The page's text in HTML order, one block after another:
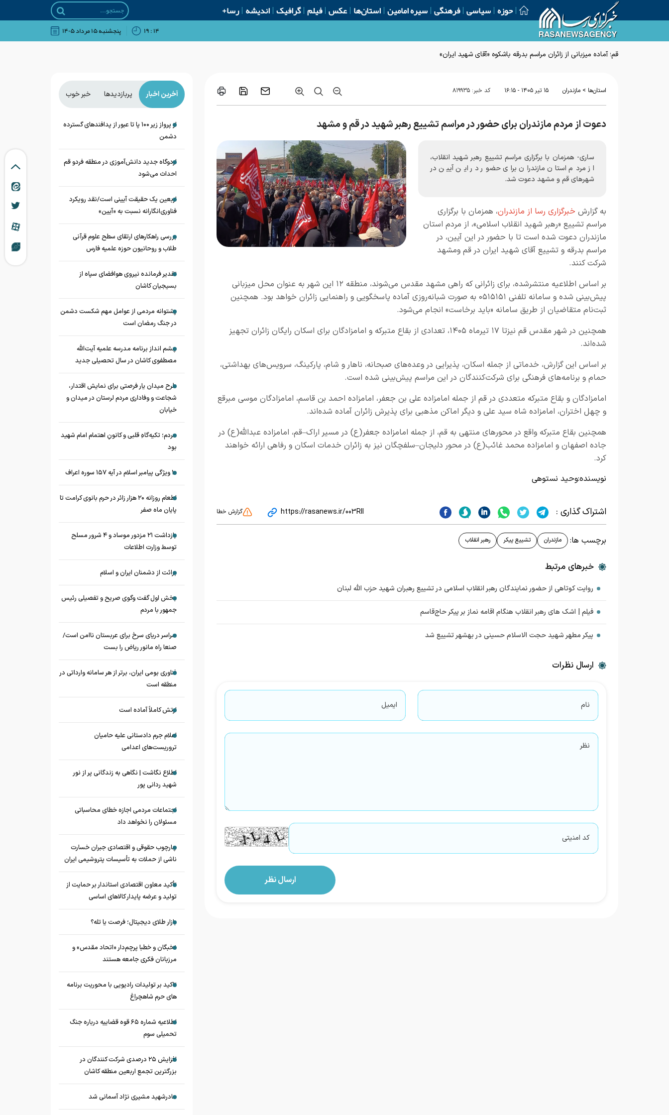
حوزه سیاسی فرهنگی سیره امامین استان‌ها عکس فیلم گرافیک اندیشه رسا+
۱۴ : ۱۹ پنجشنبه ۱۵ مرداد ۱۴۰۵
قم؛ آماده میزبانی از زائران مراسم بدرقه باشکوه «آقای شهید ایران»
استان‌ها > مازندران ۱۵ تير ۱۴۰۵ - ۱۶:۱۵ کد خبر: ۸۱۹۹۳۵
دعوت از مردم مازندران برای حضور در مراسم تشییع رهبر شهید در قم و مشهد
ساری- همزمان با برگزاری مراسم تشییع رهبر شهید انقلاب،
از مردم استان مازندران برای حضور در این آیین در
شهرهای قم و مشهد دعوت شد.
به گزارش خبرگزاری رسا از مازندران، همزمان با برگزاری
مراسم تشییع «رهبر شهید انقلاب اسلامی»، از مردم استان
مازندران دعوت شده است تا با حضور در این آیین، در
مراسم بدرقه و تشییع آقای شهید ایران در قم ومشهد
شرکت کنند.
بر اساس اطلاعیه منتشرشده، برای زائرانی که راهی مشهد مقدس می‌شوند، منطقه ۱۲ این شهر به عنوان محل میزبانی
پیش‌بینی شده و سامانه تلفنی ۰۵۱۵۱۵۱ به صورت شبانه‌روزی آماده پاسخگویی و راهنمایی زائران خواهد بود. همچنین
ثبت‌نام متقاضیان از طریق سامانه «باید برخاست» انجام می‌شود.
همچنین در شهر مقدس قم نیزتا ۱۷ تیرماه ۱۴۰۵، تعدادی از بقاع متبرکه و امامزادگان برای اسکان رایگان زائران تجهیز
شده‌اند.
بر اساس این گزارش، خدماتی از جمله اسکان، پذیرایی در وعده‌های صبحانه، ناهار و شام، پارکینگ، سرویس‌های بهداشتی،
حمام و برنامه‌های فرهنگی برای شرکت‌کنندگان در این مراسم پیش‌بینی شده است.
امامزادگان و بقاع متبرکه متعددی در قم از جمله امامزاده علی بن جعفر، امامزاده احمد بن قاسم، امامزادگان موسی مبرقع
و چهل اختران، امامزاده شاه سید علی و دیگر اماکن مذهبی برای پذیرش زائران آماده شده‌اند.
همچنین بقاع متبرکه واقع در محورهای منتهی به قم، از جمله امامزاده جعفر(ع) در مسیر اراک–قم، امامزاده عبدالله(ع) در
جاده اصفهان و امامزاده محمد غائب(ع) در محور دلیجان–سلفچگان نیز به زائران خدمات اسکان و رفاهی ارائه خواهند
کرد.
نویسنده:وحید نستوهی
اشتراک گذاری : https://rasanews.ir/003RIl گزارش خطا
برچسب ها: مازندران تشییع پیکر رهبر انقلاب
خبرهای مرتبط
روایت کوتاهی از حضور نمایندگان رهبر انقلاب اسلامی در تشییع رهبران شهید حزب الله لبنان
فیلم | اشک‌ های رهبر انقلاب هنگام اقامه نماز بر پیکر حاج‌قاسم
پيكر مطهر شهید حجت الاسلام حسینی در بهشهر تشييع شد
ارسال نظرات
آخرین اخبار پربازدیدها خبر خوب
از پرواز زیر ۱۰۰ پا تا عبور از پدافند‌های گسترده
دشمن
اردوگاه جدید دانش‌آموزی در منطقه فردو قم
احداث می‌شود
اربعین یک حقیقت آیینی است/نقد رویکرد
فناوری‌انگارانه نسبت به «آیین»
بررسی راهکارهای ارتقای سطح علوم قرآنی
طلاب و روحانیون حوزه علمیه فارس
تقدیر فرمانده نیروی هوافضای سپاه از
بسیجیان کاشان
پشتوانه مردمی از عوامل مهم شکست دشمن
در جنگ رمضان است
چشم‌ انداز برنامه مدرسه علمیه آیت‌الله
مصطفوی کاشان در سال تحصیلی جدید
طرح میدان یار فرصتی برای نمایش اقتدار،
شجاعت و وفاداری مردم لرستان در میدان و
خیابان
مردم؛ تکیه‌گاهِ قلبی و کانونِ اهتمام امام شهید
بود
۱۰ ویژگی پیامبر اسلام در آیه ۱۵۷ سوره اعراف
اطعام روزانه ۲۰ هزار زائر در حرم بانوی کرامت تا
پایان ماه صفر
بازداشت ۲۱ مزدور موساد و ۴ شرور مسلح
توسط وزارت اطلاعات
برائت از دشمنان ایران و اسلام
بخش اول گفت وگوی صریح و تفصیلی رئیس
جمهور با مردم
سراسر دریای سرخ برای عربستان ناامن است/
صنعا راه مانور ریاض را بست
فناوری بومی ایران، برتر از هر سامانه وارداتی در
منطقه است
ارتش کاملاً آماده است
اعلام جرم دادستانی علیه حامیان
تروریست‌های اعدامی
اطلاع نگاشت | نگاهی به زندگانی پر از نور
شهید ردانی پور
اجتماعات مردمی اجازه خطای محاسباتی
مسئولان را نخواهد داد
چارچوب حقوقی و اقتصادی جبران خسارت
ناشی از حملات به تأسیسات پتروشیمی ایران
تأکید معاون اقتصادی استاندار بر حمایت از
تولید و عرضه پایدار کالاهای اساسی
بازار طلای دیجیتال؛ فرصت یا تله؟
نخبگان و خطبا پرچم‌دار «اتحاد مقدس» و
مرزبانان فکری جامعه هستند
تاکید بر تولیدات رادیویی با محوریت برنامه
های حرم شاهچراغ
اطلاعیه شماره ۶۵ قوه قضاییه درباره جنگ
تحمیلی سوم
افزایش ۲۵ درصدی شرکت کنندگان در
بزرگترین تجمع اربعین منطقه کاشان
مادرشهید مشیری نژاد آسمانی شد